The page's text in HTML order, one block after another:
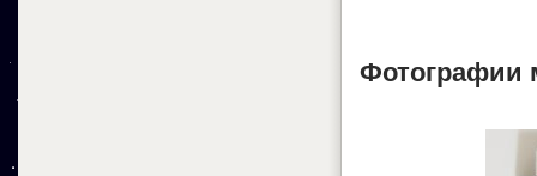
Фотографии